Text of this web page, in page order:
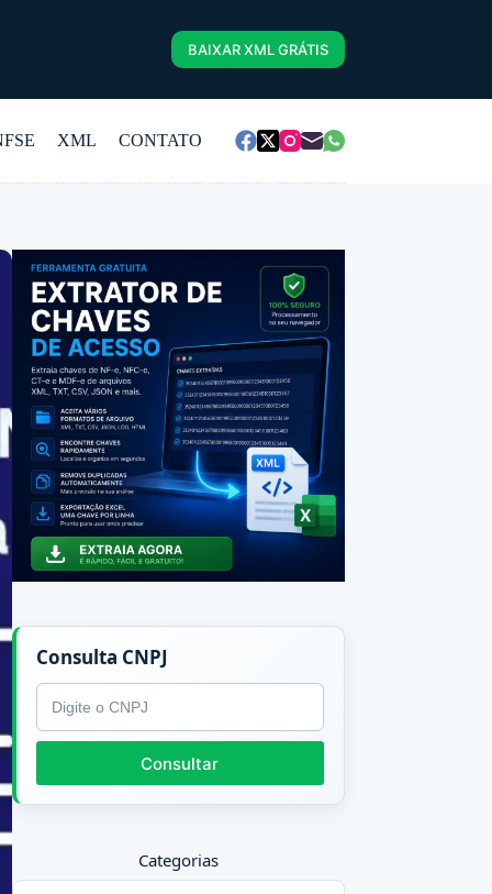
BAIXAR XML GRÁTIS
XML CONTATO
Consulta CNPJ
CNPJ
Consultar
Categorias